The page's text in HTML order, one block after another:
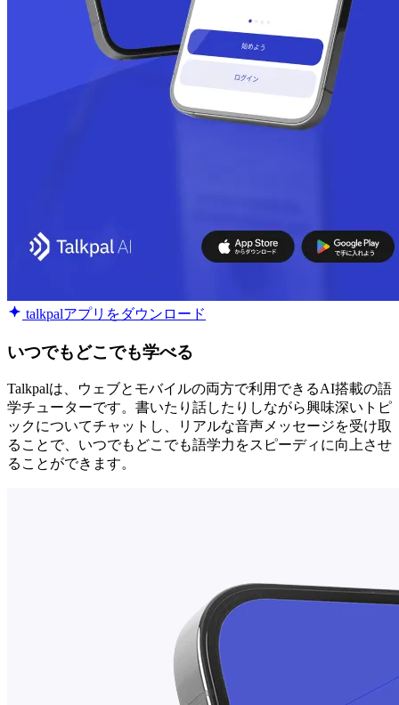
talkpalアプリをダウンロード
いつでもどこでも学べる
Talkpalは、ウェブとモバイルの両方で利用できるAI搭載の語
学チューターです。書いたり話したりしながら興味深いトピ
ックについてチャットし、リアルな音声メッセージを受け取
ることで、いつでもどこでも語学力をスピーディに向上させ
ることができます。